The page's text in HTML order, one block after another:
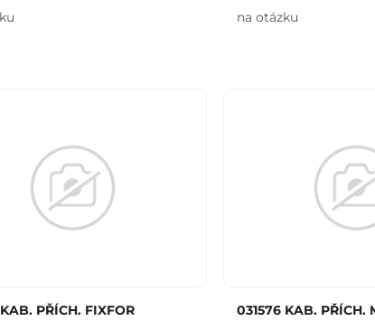
na otázku
PŘÍCH. FIXFOR 031576 KAB. PŘÍCH.